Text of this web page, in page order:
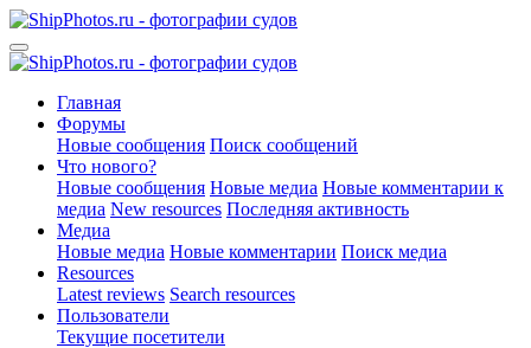
Главная
Форумы
Новые сообщения Поиск сообщений
Что нового?
Новые сообщения Новые медиа Новые комментарии к
медиа New resources Последняя активность
Медиа
Новые медиа Новые комментарии Поиск медиа
Resources
Latest reviews Search resources
Пользователи
Текущие посетители